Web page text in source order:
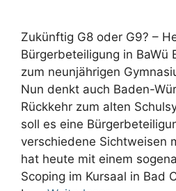
Zukünftig G8 oder G9? –
Bürgerbeteiligung in BaWü
zum neunjährigen
Nun denkt auch Baden-
Rückkehr zum alten
soll es eine
verschiedene Sichtweisen
hat heute mit einem
Scoping im Kursaal in Bad